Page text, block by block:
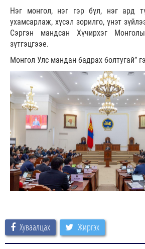
Нэг монгол, нэг гэр бүл, нэг ард
ухамсарлаж, хүсэл зорилго, үнэт
Сэргэн мандсан Хүчирхэг
зүтгэцгээе.
Монгол Улс мандан бадрах болтугай”
Хуваалцах Жиргэх